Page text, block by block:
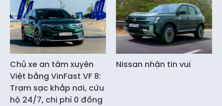
Chủ xe an tâm xuyên
Việt bằng VinFast VF 8:
Trạm sạc khắp nơi, cứu
hộ 24/7, chi phí 0 đồng
Nissan nhận tin vui